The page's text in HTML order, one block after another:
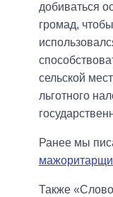
добиваться
громад,
сельской
льготного
Ранее мы
Также